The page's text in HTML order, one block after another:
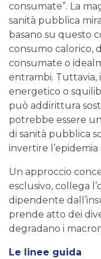
consumate”. La
sanità pubblica
basano su questo
consumo calorico,
consumate o
entrambi.
energetico o
può addirittura
potrebbe essere
di sanità pubblica
invertire l’epidemia
Un approccio
esclusivo, collega
dipendente
prende atto dei
degradano i
Le linee guida